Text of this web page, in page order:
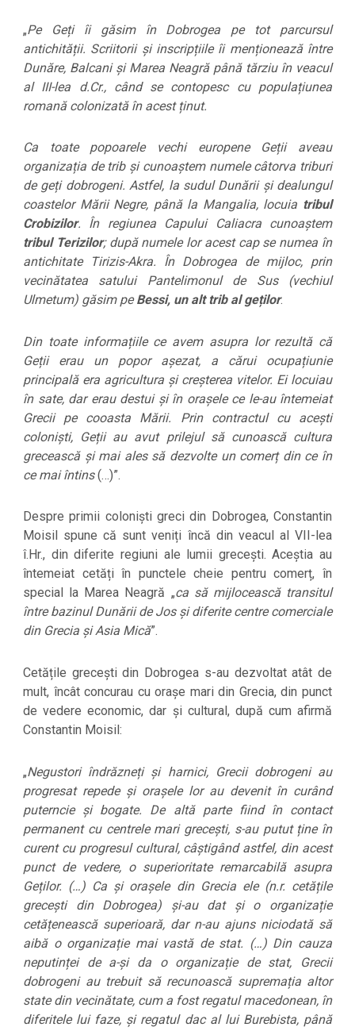
„Pe Geți îi găsim în Dobrogea pe tot parcursul
antichității. Scriitorii și inscripțiile îi menționează între
Dunăre, Balcani și Marea Neagră până tărziu în veacul
al III-lea d.Cr., când se contopesc cu populațiunea
romană colonizată în acest ținut.
Ca toate popoarele vechi europene Geții aveau
organizația de trib și cunoaștem numele câtorva triburi
de geți dobrogeni. Astfel, la sudul Dunării și dealungul
coastelor Mării Negre, până la Mangalia, locuia tribul
Crobizilor. În regiunea Capului Caliacra cunoaștem
tribul Terizilor; după numele lor acest cap se numea în
antichitate Tirizis-Akra. În Dobrogea de mijloc, prin
vecinătatea satului Pantelimonul de Sus (vechiul
Ulmetum) găsim peBessi, un alt trib al geților.
Din toate informațiile ce avem asupra lor rezultă că
Geții erau un popor așezat, a cărui ocupațiunie
principală era agricultura și creșterea vitelor. Ei locuiau
în sate, dar erau destui și în orașele ce le-au întemeiat
Grecii pe cooasta Mării. Prin contractul cu acești
coloniști, Geții au avut prilejul să cunoască cultura
grecească și mai ales să dezvolte un comerț din ce în
ce mai întins(…)”.
Despre primii coloniști greci din Dobrogea, Constantin
Moisil spune că sunt veniți încă din veacul al VII-lea
î.Hr., din diferite regiuni ale lumii grecești. Aceștia au
întemeiat cetăți în punctele cheie pentru comerț, în
special la Marea Neagră „ca să mijlocească transitul
între bazinul Dunării de Jos și diferite centre comerciale
din Grecia și Asia Mică”.
Cetățile grecești din Dobrogea s-au dezvoltat atât de
mult, încât concurau cu orașe mari din Grecia, din punct
de vedere economic, dar și cultural, după cum afirmă
Constantin Moisil:
„Negustori îndrăzneți și harnici, Grecii dobrogeni au
progresat repede și orașele lor au devenit în curând
puterncie și bogate. De altă parte fiind în contact
permanent cu centrele mari grecești, s-au putut ține în
curent cu progresul cultural, câștigând astfel, din acest
punct de vedere, o superioritate remarcabilă asupra
Geților. (…) Ca și orașele din Grecia ele (n.r. cetățile
grecești din Dobrogea) și-au dat și o organizație
cetățenească superioară, dar n-au ajuns niciodată să
aibă o organizație mai vastă de stat. (…) Din cauza
neputinței de a-și da o organizație de stat, Grecii
dobrogeni au trebuit să recunoască supremația altor
state din vecinătate, cum a fost regatul macedonean, în
diferitele lui faze, și regatul dac al lui Burebista, până